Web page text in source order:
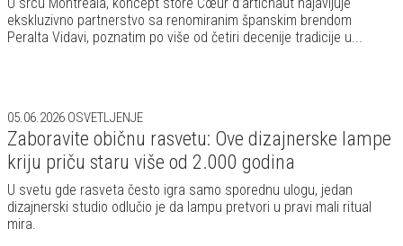
U srcu Montreala, koncept store Cœur d’artichaut najavljuje
ekskluzivno partnerstvo sa renomiranim španskim brendom
Peralta Vidavi, poznatim po više od četiri decenije tradicije u...
05.06.2026 OSVETLJENJE
Zaboravite običnu rasvetu: Ove dizajnerske lampe
kriju priču staru više od 2.000 godina
U svetu gde rasveta često igra samo sporednu ulogu, jedan
dizajnerski studio odlučio je da lampu pretvori u pravi mali ritual
mira.